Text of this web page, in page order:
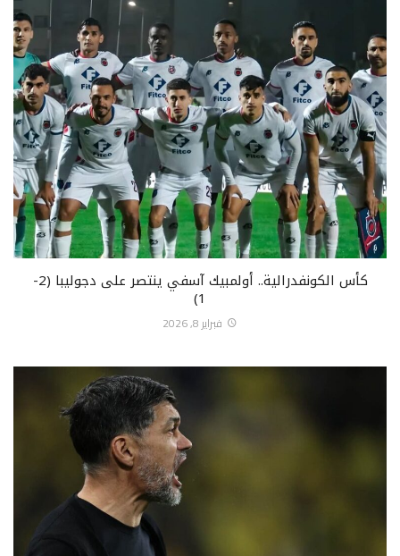
كأس الكونفدرالية.. أولمبيك آسفي ينتصر على دجوليبا (2-
1)
فبراير 8, 2026